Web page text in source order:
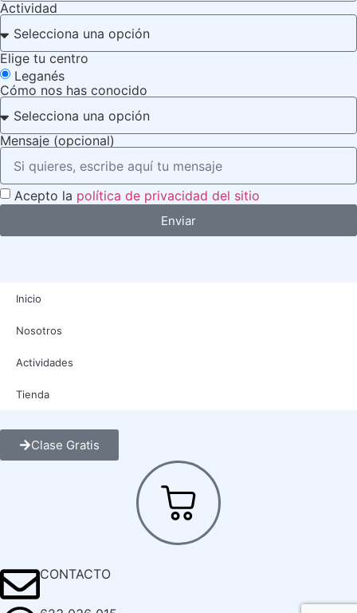
Actividad
Elige tu centro
Leganés
Cómo nos has conocido
Mensaje (opcional)
Acepto la política de privacidad del sitio
Enviar
Inicio
Nosotros
Actividades
Tienda
Clase Gratis
CONTACTO